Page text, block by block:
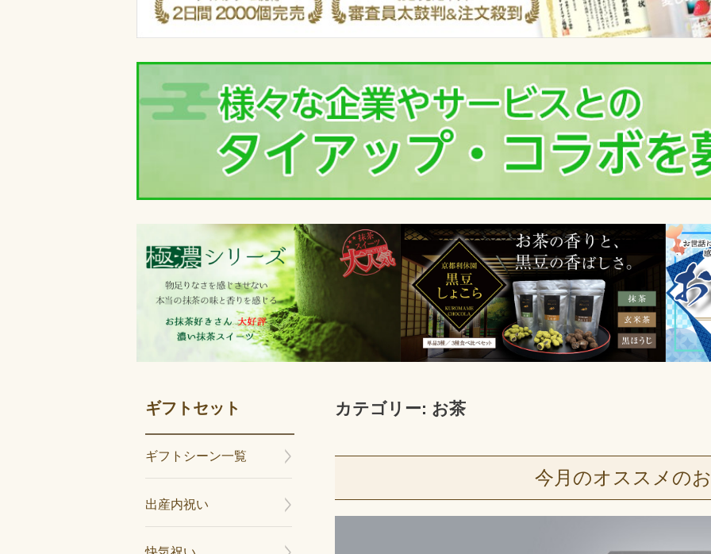
カテゴリー: お茶
今月のオススメの
ギフトセット
ギフトシーン一覧
出産内祝い